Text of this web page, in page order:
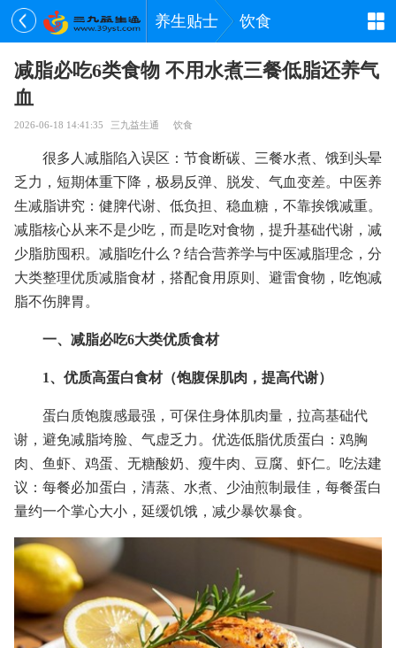
养生贴士 饮食
减脂必吃6类食物 不用水煮三餐低脂还养气
血
2026-06-18 14:41:35 三九益生通 饮食
很多人减脂陷入误区：节食断碳、三餐水煮、饿到头晕
乏力，短期体重下降，极易反弹、脱发、气血变差。中医养
生减脂讲究：健脾代谢、低负担、稳血糖，不靠挨饿减重。
减脂核心从来不是少吃，而是吃对食物，提升基础代谢，减
少脂肪囤积。减脂吃什么？结合营养学与中医减脂理念，分
大类整理优质减脂食材，搭配食用原则、避雷食物，吃饱减
脂不伤脾胃。
一、减脂必吃6大类优质食材
1、优质高蛋白食材（饱腹保肌肉，提高代谢）
蛋白质饱腹感最强，可保住身体肌肉量，拉高基础代
谢，避免减脂垮脸、气虚乏力。优选低脂优质蛋白：鸡胸
肉、鱼虾、鸡蛋、无糖酸奶、瘦牛肉、豆腐、虾仁。吃法建
议：每餐必加蛋白，清蒸、水煮、少油煎制最佳，每餐蛋白
量约一个掌心大小，延缓饥饿，减少暴饮暴食。